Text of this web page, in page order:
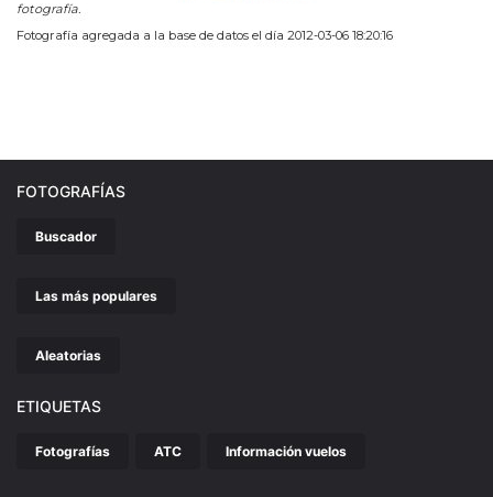
fotografía.
Fotografía agregada a la base de datos el día 2012-03-06 18:20:16
FOTOGRAFÍAS
Buscador
Las más populares
Aleatorias
ETIQUETAS
Fotografías ATC Información vuelos